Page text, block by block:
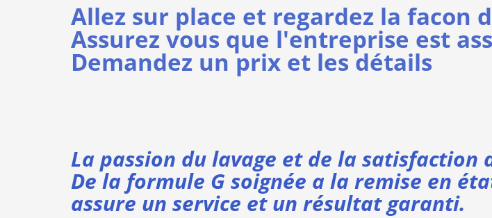
Allez sur place et regardez la facon
Assurez vous que l'entreprise est
Demandez un prix et les détails
La passion du lavage et de la
De la formule G soignée a la remise en
assure un service et un résultat garanti.